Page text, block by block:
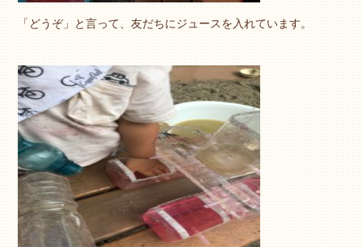
「どうぞ」と言って、友だちにジュースを入れています。